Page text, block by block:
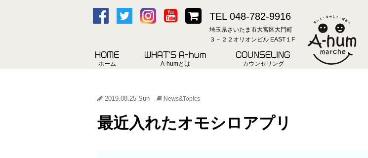
TEL 048-782-9916
埼玉県さいたま市大宮区大門町
３－２２オリオンビル EAST１F
HOME
ホーム
WHAT'S A-hum
A-humとは
COUNSELING
カウンセリング
2019.08.25 Sun News&Topics
最近入れたオモシロアプリ